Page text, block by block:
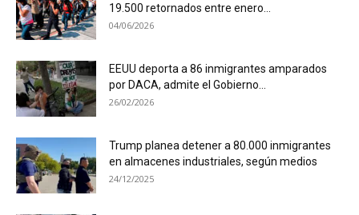
19.500 retornados entre enero...
04/06/2026
EEUU deporta a 86 inmigrantes amparados
por DACA, admite el Gobierno...
26/02/2026
Trump planea detener a 80.000 inmigrantes
en almacenes industriales, según medios
24/12/2025